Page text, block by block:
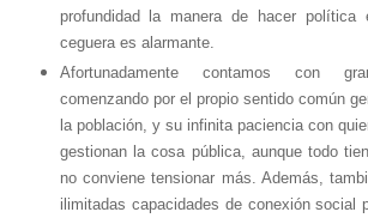
profundidad la manera de hacer política
ceguera es alarmante.
Afortunadamente contamos con
comenzando por el propio sentido común
la población, y su infinita paciencia con
gestionan la cosa pública, aunque todo
no conviene tensionar más. Además,
ilimitadas capacidades de conexión social